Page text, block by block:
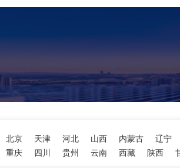
北京 天津 河北 山西 内蒙古
辽宁
重庆 四川 贵州 云南 西藏 陕西